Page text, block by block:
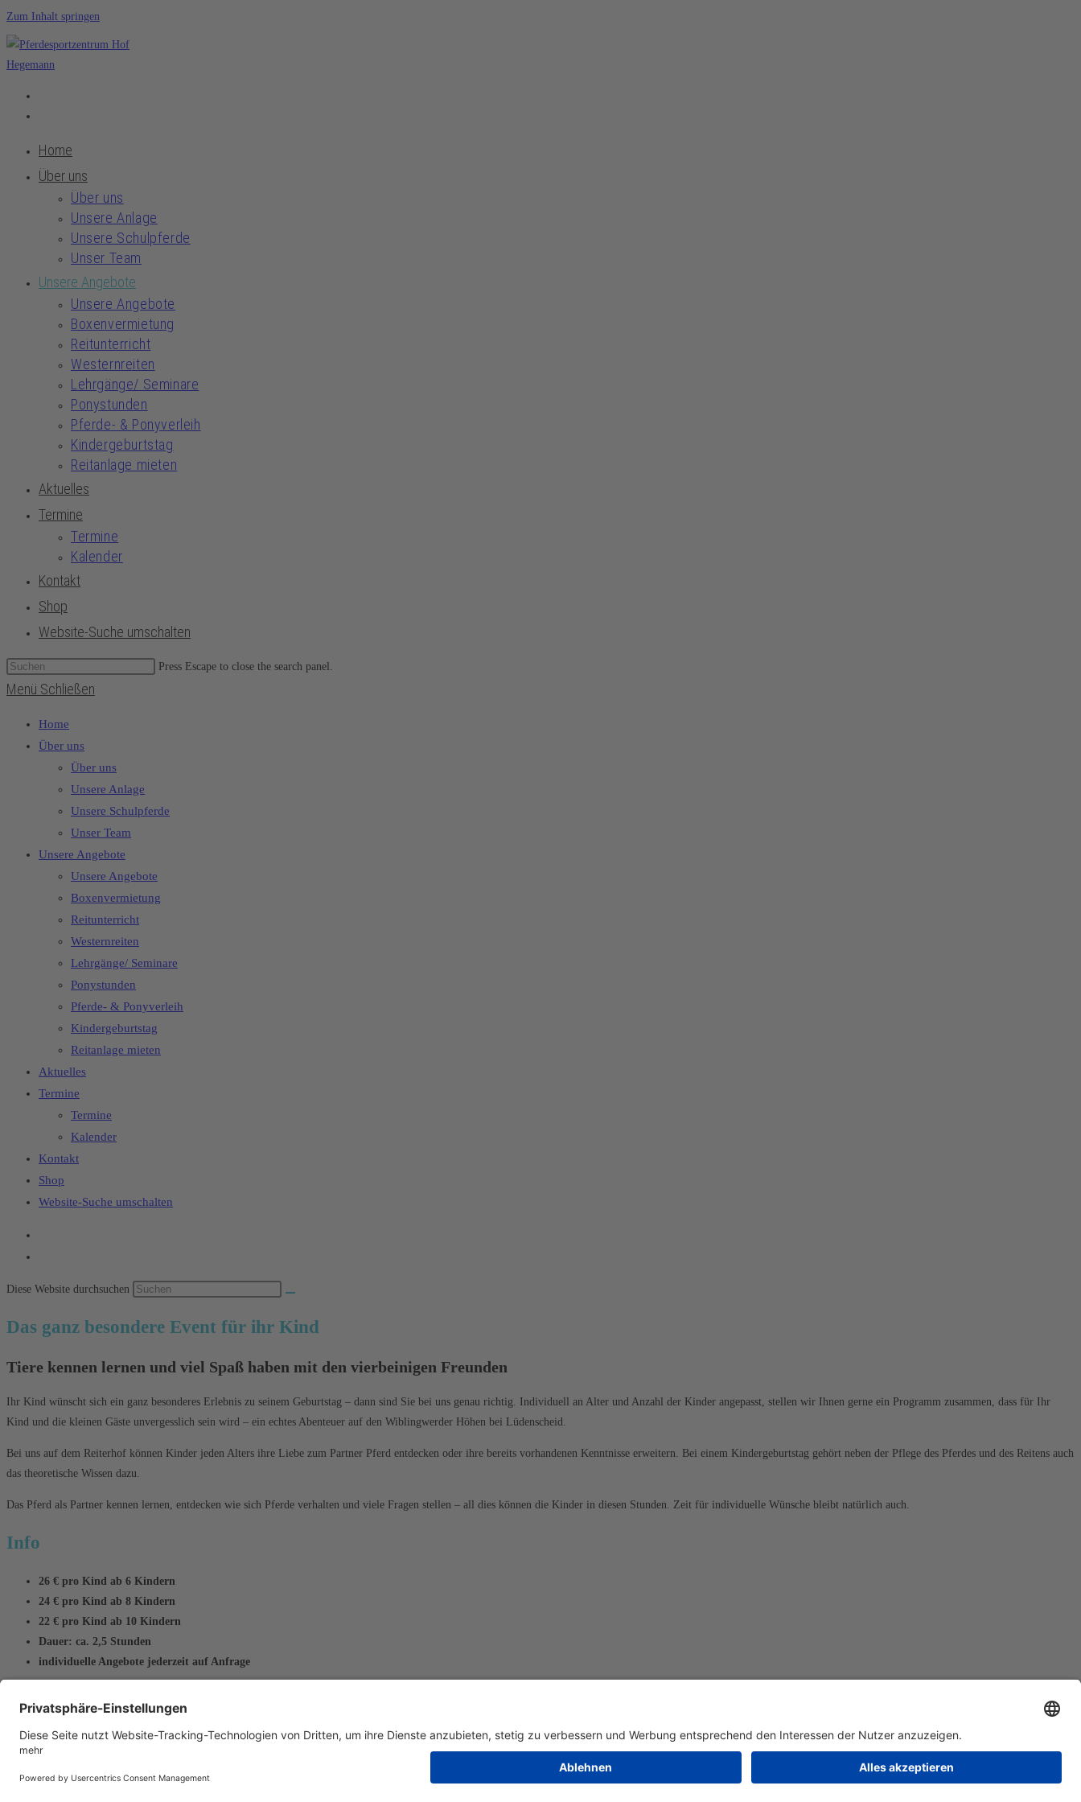
Zum Inhalt springen
Home
Über uns
Über uns
Unsere Anlage
Unsere Schulpferde
Unser Team
Unsere Angebote
Unsere Angebote
Boxenvermietung
Reitunterricht
Westernreiten
Lehrgänge/ Seminare
Ponystunden
Pferde- & Ponyverleih
Kindergeburtstag
Reitanlage mieten
Aktuelles
Termine
Termine
Kalender
Kontakt
Shop
Website-Suche umschalten
Press Escape to close the search panel.
Menü Schließen
Home
Über uns
Über uns
Unsere Anlage
Unsere Schulpferde
Unser Team
Unsere Angebote
Unsere Angebote
Boxenvermietung
Reitunterricht
Westernreiten
Lehrgänge/ Seminare
Ponystunden
Pferde- & Ponyverleih
Kindergeburtstag
Reitanlage mieten
Aktuelles
Termine
Termine
Kalender
Kontakt
Shop
Website-Suche umschalten
Diese Website durchsuchen
Das ganz besondere Event für ihr Kind
Tiere kennen lernen und viel Spaß haben mit den vierbeinigen Freunden
Ihr Kind wünscht sich ein ganz besonderes Erlebnis zu seinem Geburtstag – dann sind Sie bei uns genau richtig. Individuell an Alter und Anzahl der Kinder angepasst, stellen wir Ihnen gerne ein Programm zusammen, dass für Ihr
Kind und die kleinen Gäste unvergesslich sein wird – ein echtes Abenteuer auf den Wiblingwerder Höhen bei Lüdenscheid.
Bei uns auf dem Reiterhof können Kinder jeden Alters ihre Liebe zum Partner Pferd entdecken oder ihre bereits vorhandenen Kenntnisse erweitern. Bei einem Kindergeburtstag gehört neben der Pflege des Pferdes und des Reitens auch
das theoretische Wissen dazu.
Das Pferd als Partner kennen lernen, entdecken wie sich Pferde verhalten und viele Fragen stellen – all dies können die Kinder in diesen Stunden. Zeit für individuelle Wünsche bleibt natürlich auch.
Info
26 € pro Kind ab 6 Kindern
24 € pro Kind ab 8 Kindern
22 € pro Kind ab 10 Kindern
Dauer: ca. 2,5 Stunden
individuelle Angebote jederzeit auf Anfrage
Eine Kombination mit unserern Alpakas ist möglich
Impressum